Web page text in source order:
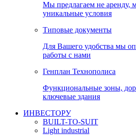
Мы предлагаем не аренду,
уникальные условия
Типовые документы
Для Вашего удобства мы
работы с нами
Генплан Технополиса
Функциональные зоны,
ключевые здания
ИНВЕСТОРУ
BUILT-TO-SUIT
Light industrial